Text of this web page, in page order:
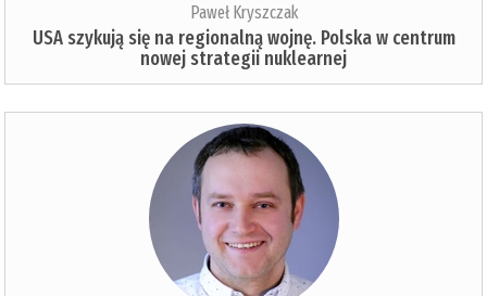
Paweł Kryszczak
USA szykują się na regionalną wojnę. Polska w centrum
nowej strategii nuklearnej